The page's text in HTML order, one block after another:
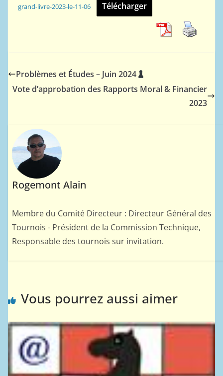
grand-livre-2023-le-11-06 Télécharger
Problèmes et Études – Juin 2024
Vote d’approbation des Rapports Moral & Financier
2023
Rogemont Alain
Membre du Comité Directeur : Directeur Général des
Tournois - Président de la Commission Technique,
Responsable des tournois sur invitation.
Vous pourrez aussi aimer